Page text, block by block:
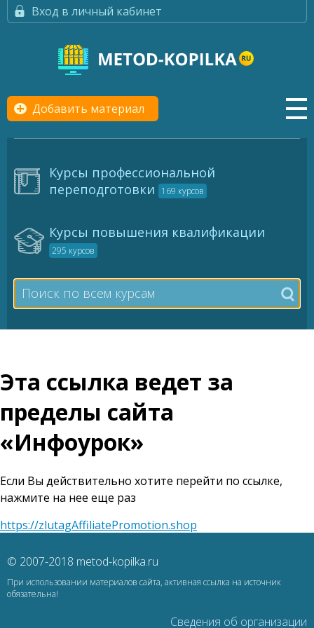
Вход в личный кабинет
Добавить материал
Курсы профессиональной
переподготовки
169 курсов
Курсы повышения квалификации
295 курсов
Эта ссылка ведет за
пределы сайта
«Инфоурок»
Если Вы действительно хотите перейти по ссылке,
нажмите на нее еще раз
https://zlutagAffiliatePromotion.shop
© 2007-2018 metod-kopilka.ru
При использовании материалов сайта, активная ссылка на источник
обязательна!
Сведения об организации